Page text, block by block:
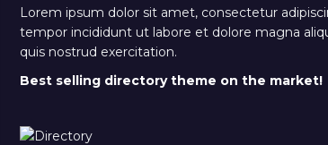
Lorem ipsum dolor sit amet, consectetur
tempor incididunt ut labore et dolore magna
quis nostrud exercitation.
Best selling directory theme on the market!